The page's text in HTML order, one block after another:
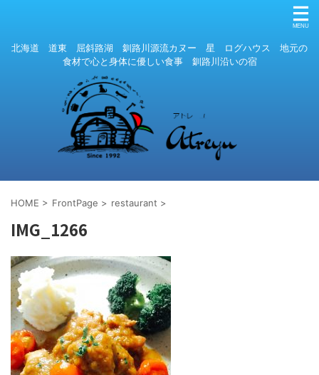
北海道 道東 屈斜路湖 釧路川源流カヌー 星 ログハウス 地元の
食材で心と身体に優しい食事 釧路川沿いの宿
HOME > FrontPage > restaurant >
IMG_1266